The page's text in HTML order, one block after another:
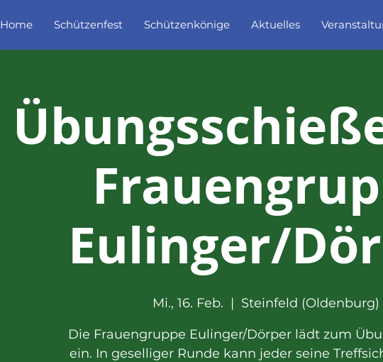
Home Schützenfest Schützenkönige Aktuelles
Eulinger/
Mi., 16. Feb.
  |
Steinfeld (Oldenburg)
Die Frauengruppe Eulinger/Dörper lädt zum
ein. In geselliger Runde kann jeder seine